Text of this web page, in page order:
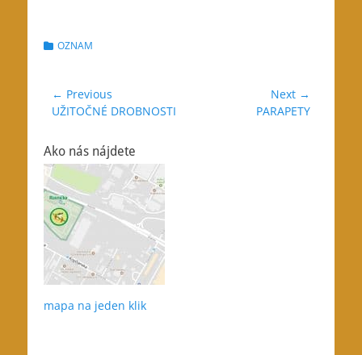
Categories
OZNAM
Navigácia
v
← Previous
Previous
UŽITOČNÉ DROBNOSTI
Next →
PARAPETY
Ako nás nájdete
mapa na jeden klik